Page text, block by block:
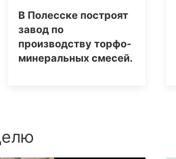
В Полесске построят
завод по
производству торфо-
минеральных смесей.